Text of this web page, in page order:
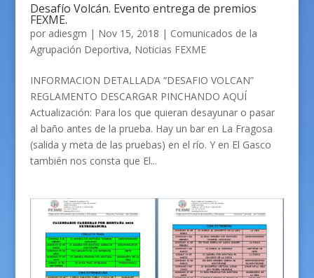
Desafío Volcán. Evento entrega de premios
FEXME.
por adiesgm | Nov 15, 2018 | Comunicados de la
Agrupación Deportiva, Noticias FEXME
INFORMACION DETALLADA “DESAFIO VOLCAN”
REGLAMENTO DESCARGAR PINCHANDO AQUÍ
Actualización: Para los que quieran desayunar o pasar
al baño antes de la prueba. Hay un bar en La Fragosa
(salida y meta de las pruebas) en el río. Y en El Gasco
también nos consta que El...